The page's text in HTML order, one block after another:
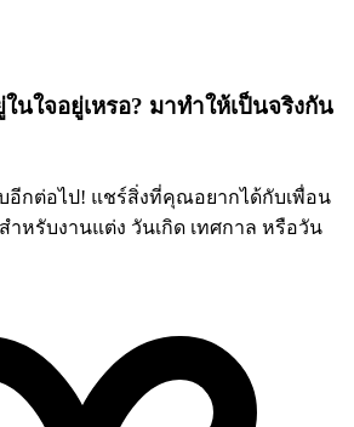
ใจอยู่เหรอ? มาทำให้เป็นจริงกัน
อีกต่อไป! แชร์สิ่งที่คุณอยากได้กับเพื่อน
ำหรับงานแต่ง วันเกิด เทศกาล หรือวัน